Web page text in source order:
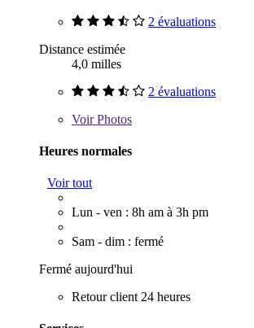
2 évaluations
Distance estimée
4,0 milles
2 évaluations
VoirPhotos
Heures normales
Voir tout
Lun - ven : 8h am à 3h pm
Sam - dim : fermé
Fermé aujourd'hui
Retour client 24 heures